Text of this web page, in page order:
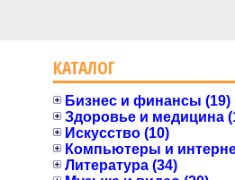
КАТАЛОГ
Бизнес и финансы (19)
Здоровье и медицина
Искусство (10)
Компьютеры и
Литература (34)